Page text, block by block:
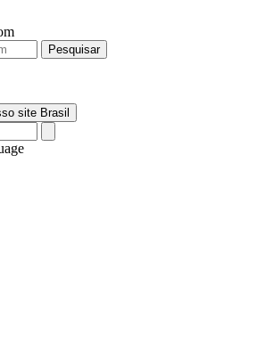
Pesquisar
site Brasil